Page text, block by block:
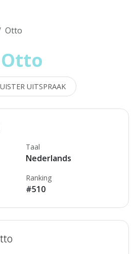
Otto
Otto
UITSPRAAK
Taal
Nederlands
Ranking
#510